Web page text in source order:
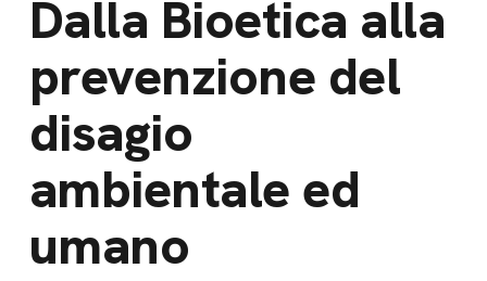
Dalla Bioetica alla
prevenzione del
disagio
ambientale ed
umano
Lavora con noi
Bilancio di
missione
News e
appuntamenti
News
dal Sud
Campagne
Docufilm